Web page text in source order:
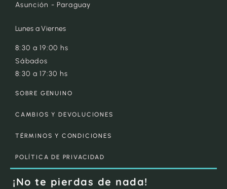
Asunción - Paraguay
Lunes a Viernes
8:30 a 19:00 hs
Sábados
8:30 a 17:30 hs
SOBRE GENUINO
CAMBIOS Y DEVOLUCIONES
TÉRMINOS Y CONDICIONES
POLÍTICA DE PRIVACIDAD
¡No te pierdas de nada!